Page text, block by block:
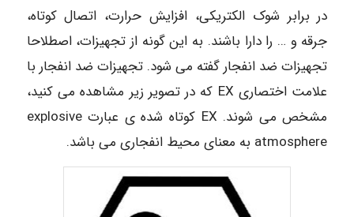
در برابر شوک الکتریکی، افزایش حرارت، اتصال کوتاه،
جرقه و … را دارا باشند. به این گونه از تجهیزات، اصطلاحا
تجهیزات ضد انفجار گفته می شود. تجهیزات ضد انفجار با
علامت اختصاری EX که در تصویر زیر مشاهده می کنید،
مشخص می شوند. EX کوتاه شده ی عبارت explosive
atmosphere به معنای محیط انفجاری می باشد.